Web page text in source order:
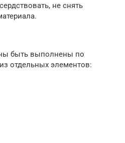
не снять
быть выполнены по
отдельных элементов: